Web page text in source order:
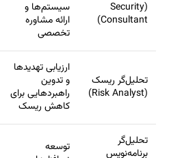
(Security
Consultant)
سیستم‌ها و
ارائه مشاوره
تخصصی
تحلیل‌گر ریسک
(Risk Analyst)
ارزیابی تهدیدها
و تدوین
راهبردهایی برای
کاهش ریسک
تحلیل‌گر
برنامه‌نویس
توسعه